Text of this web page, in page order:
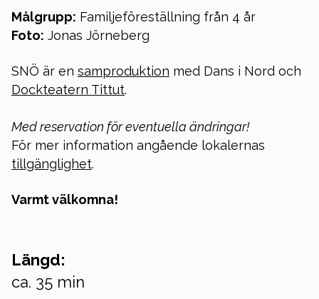
Målgrupp: Familjeföreställning från 4 år
Foto: Jonas Jörneberg
SNÖ är en samproduktion med Dans i Nord och
Dockteatern Tittut.
Med reservation för eventuella ändringar!
För mer information angående lokalernas
tillgänglighet.
Varmt välkomna!
Längd:
ca. 35 min